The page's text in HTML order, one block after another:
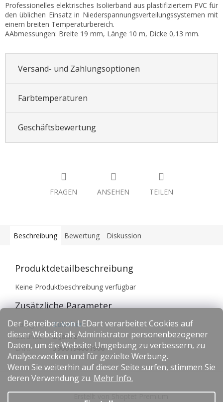
Der Betreiber von LEDart verarbeitet Cookies auf
dieser Website als Administrator personenbezogener
Daten, um die Website-Umgebung zu verbessern, zu
Analysezwecken und für gezielte Werbung.
Wenn Sie weiterhin auf dieser Seite surfen, stimmen Sie
deren Verwendung zu. Mehr Info.
Professionelles elektrisches Isolierband aus plastifiziertem PVC für
den üblichen Einsatz in Niederspannungsverteilungssystemen mit
einem breiten Temperaturbereich.
AAbmessungen: Breite 19 mm, Länge 10 m, Dicke 0,13 mm.
Versand- und Zahlungsoptionen
Farbtemperaturen
Geschäftsbewertung
FRAGEN ANSEHEN TEILEN
Beschreibung Bewertung Diskussion
Produktdetailbeschreibung
Keine Produktbeschreibung verfügbar
Zusätzliche Parameter
Kategorie: Zubehör
Garantie:
2 Jahre
EAN: 5906194001906